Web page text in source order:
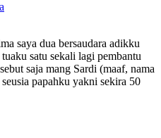
saya dua bersaudara adikku
satu sekali lagi pembantu
saja mang Sardi (maaf, nama
papahku yakni sekira 50